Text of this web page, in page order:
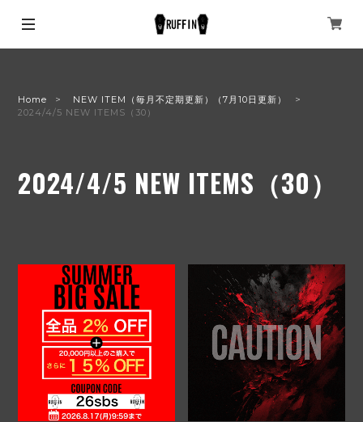
Home
NEW ITEM（毎月不定期更新）（7月10日更新）
2024/4/5 NEW ITEMS（30）
2024/4/5 NEW ITEMS（30）